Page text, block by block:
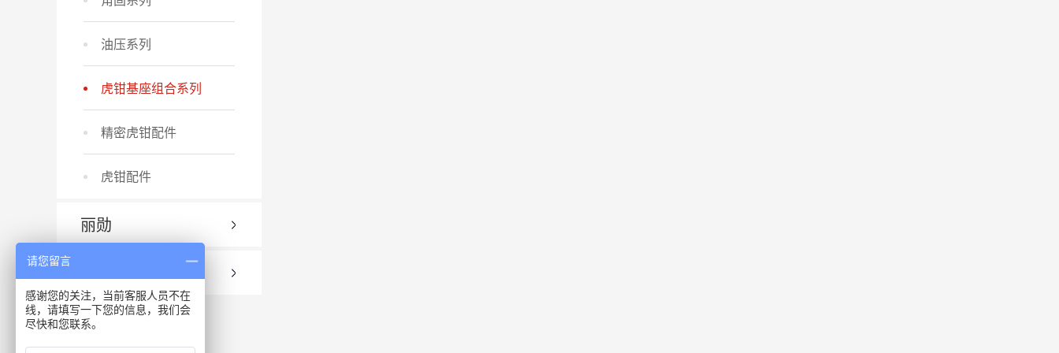
油压系列
虎钳基座组合系列
精密虎钳配件
虎钳配件
丽勋
请您留言
感谢您的关注，当前客服人员不在
线，请填写一下您的信息，我们会
尽快和您联系。